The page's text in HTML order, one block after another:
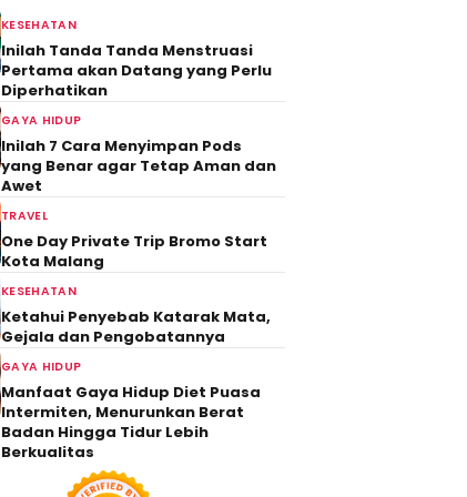
KESEHATAN
Inilah Tanda Tanda Menstruasi
Pertama akan Datang yang Perlu
Diperhatikan
GAYA HIDUP
Inilah 7 Cara Menyimpan Pods
yang Benar agar Tetap Aman dan
Awet
TRAVEL
One Day Private Trip Bromo Start
Kota Malang
KESEHATAN
Ketahui Penyebab Katarak Mata,
Gejala dan Pengobatannya
GAYA HIDUP
Manfaat Gaya Hidup Diet Puasa
Intermiten, Menurunkan Berat
Badan Hingga Tidur Lebih
Berkualitas